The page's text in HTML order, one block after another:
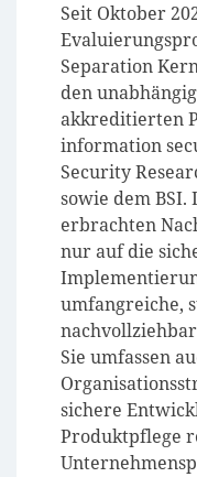
Seit Oktober
Separation
den
akkreditierten
information
Security
sowie dem
erbrachten
nur auf die
umfangreiche,
Sie umfassen
sichere
Produktpflege